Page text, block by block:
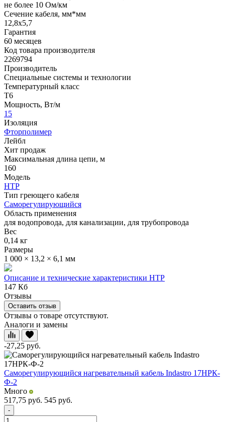
не более 10 Ом/км
Сечение кабеля, мм*мм
12,8x5,7
Гарантия
60 месяцев
Код товара производителя
2269794
Производитель
Специальные системы и технологии
Температурный класс
Т6
Мощность, Вт/м
15
Изоляция
Фторполимер
Лейбл
Хит продаж
Максимальная длина цепи, м
160
Модель
НТР
Тип греющего кабеля
Саморегулирующийся
Область применения
для водопровода, для канализации, для трубопровода
Вес
0,14 кг
Размеры
1 000 × 13,2 × 6,1 мм
Описание и технические характеристики НТР
147 Кб
Отзывы
Оставить отзыв
Отзывы о товаре отсутствуют.
Аналоги и замены
-27,25 руб.
Саморегулирующийся нагревательный кабель Indastro 17НРК-
Ф-2
Много
517,75 руб. 545 руб.
-